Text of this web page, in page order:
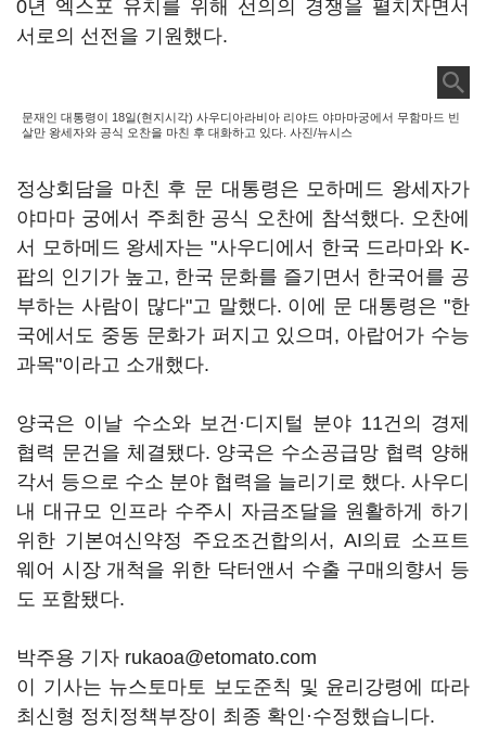
0년 엑스포 유치를 위해 선의의 경쟁을 펼치자면서
서로의 선전을 기원했다.
문재인 대통령이 18일(현지시각) 사우디아라비아 리야드 야마마궁에서 무함마드 빈
살만 왕세자와 공식 오찬을 마친 후 대화하고 있다. 사진/뉴시스
정상회담을 마친 후 문 대통령은 모하메드 왕세자가
야마마 궁에서 주최한 공식 오찬에 참석했다. 오찬에
서 모하메드 왕세자는 "사우디에서 한국 드라마와 K-
팝의 인기가 높고, 한국 문화를 즐기면서 한국어를 공
부하는 사람이 많다"고 말했다. 이에 문 대통령은 "한
국에서도 중동 문화가 퍼지고 있으며, 아랍어가 수능
과목"이라고 소개했다.
양국은 이날 수소와 보건·디지털 분야 11건의 경제
협력 문건을 체결됐다. 양국은 수소공급망 협력 양해
각서 등으로 수소 분야 협력을 늘리기로 했다. 사우디
내 대규모 인프라 수주시 자금조달을 원활하게 하기
위한 기본여신약정 주요조건합의서, AI의료 소프트
웨어 시장 개척을 위한 닥터앤서 수출 구매의향서 등
도 포함됐다.
박주용 기자 rukaoa@etomato.com
이 기사는 뉴스토마토 보도준칙 및 윤리강령에 따라
최신형 정치정책부장이 최종 확인·수정했습니다.